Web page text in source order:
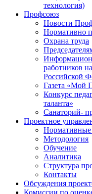
технология)
Профсоюз
Новости
Нормативно
Охрана труда
работников
Российской
Газета
Конкурс
таланта»
Санаторий-
Проектное
Методология
Обучение
Аналитика
Структура
Контакты
Обсуждения